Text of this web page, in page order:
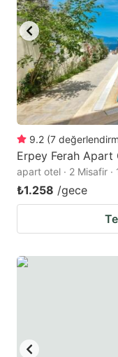
to
get
the
keyboard
for
changing
dates.
9.2 (7
Erpey Ferah Apart
apart otel · 2 Misafir ·
₺1.258 /gece